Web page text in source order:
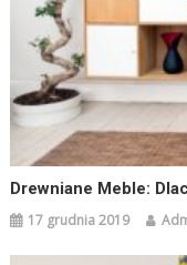
Drewniane Meble:
17 grudnia 2019